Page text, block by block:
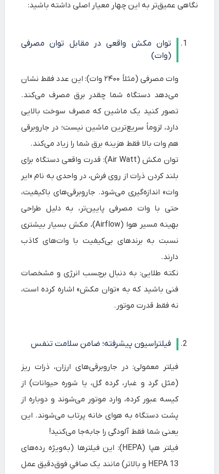
نگاهی عمیق‌تر به این چهار معیار اصلی داشته باشید:
توان مکش واقعی در مقابل توان مصرفی
(وات)
وات مصرفی (مثلاً ۲۴۰۰ وات): این عدد فقط نشان
می‌دهد دستگاه شما چقدر برق مصرف می‌کند.
تصور کنید یک ماشین که مصرف سوخت بالایی
دارد، لزوماً سریع‌ترین ماشین نیست؛ در جاروبرقی
هم وات بالا فقط هزینه برق شما را زیاد می‌کند.
توان مکش (Air Watt): قدرت واقعی دستگاه برای
بلند کردن ذرات از روی فرش، در واحدی به نام «ایر
وات» اندازه‌گیری می‌شود. جاروبرقی‌های باکیفیت،
حتی با وات مصرفی پایین‌تر، به دلیل طراحی
بهینه مسیر هوا (Airflow)، مکش بسیار بیشتری
نسبت به برندهای بی‌کیفیت با وات‌های کاذب
دارند.
نکته طلایی: به دنبال برچسب انرژی و مشخصات
فنی باشید که به «توان مکش» اشاره کرده است،
نه فقط قدرت موتور.
فیلتراسیون پیشرفته؛ ضامن سلامت تنفس
فیلتر معمولی: در جاروبرقی‌های ارزان، ذرات ریز
(مثل گرد و غبار، گرده گل، یا شوره حیوانات) از
کیسه عبور کرده، وارد موتور می‌شوند و دوباره از
پشت دستگاه به هوای خانه پرتاب می‌شوند. این
یعنی شما فقط آلودگی را جابه‌جا می‌کنید!
فیلتر هپا (HEPA): این فیلترها (به‌ویژه رده‌های
HEPA 13 و بالاتر) مانند یک صافیِ فوق‌دقیق عمل